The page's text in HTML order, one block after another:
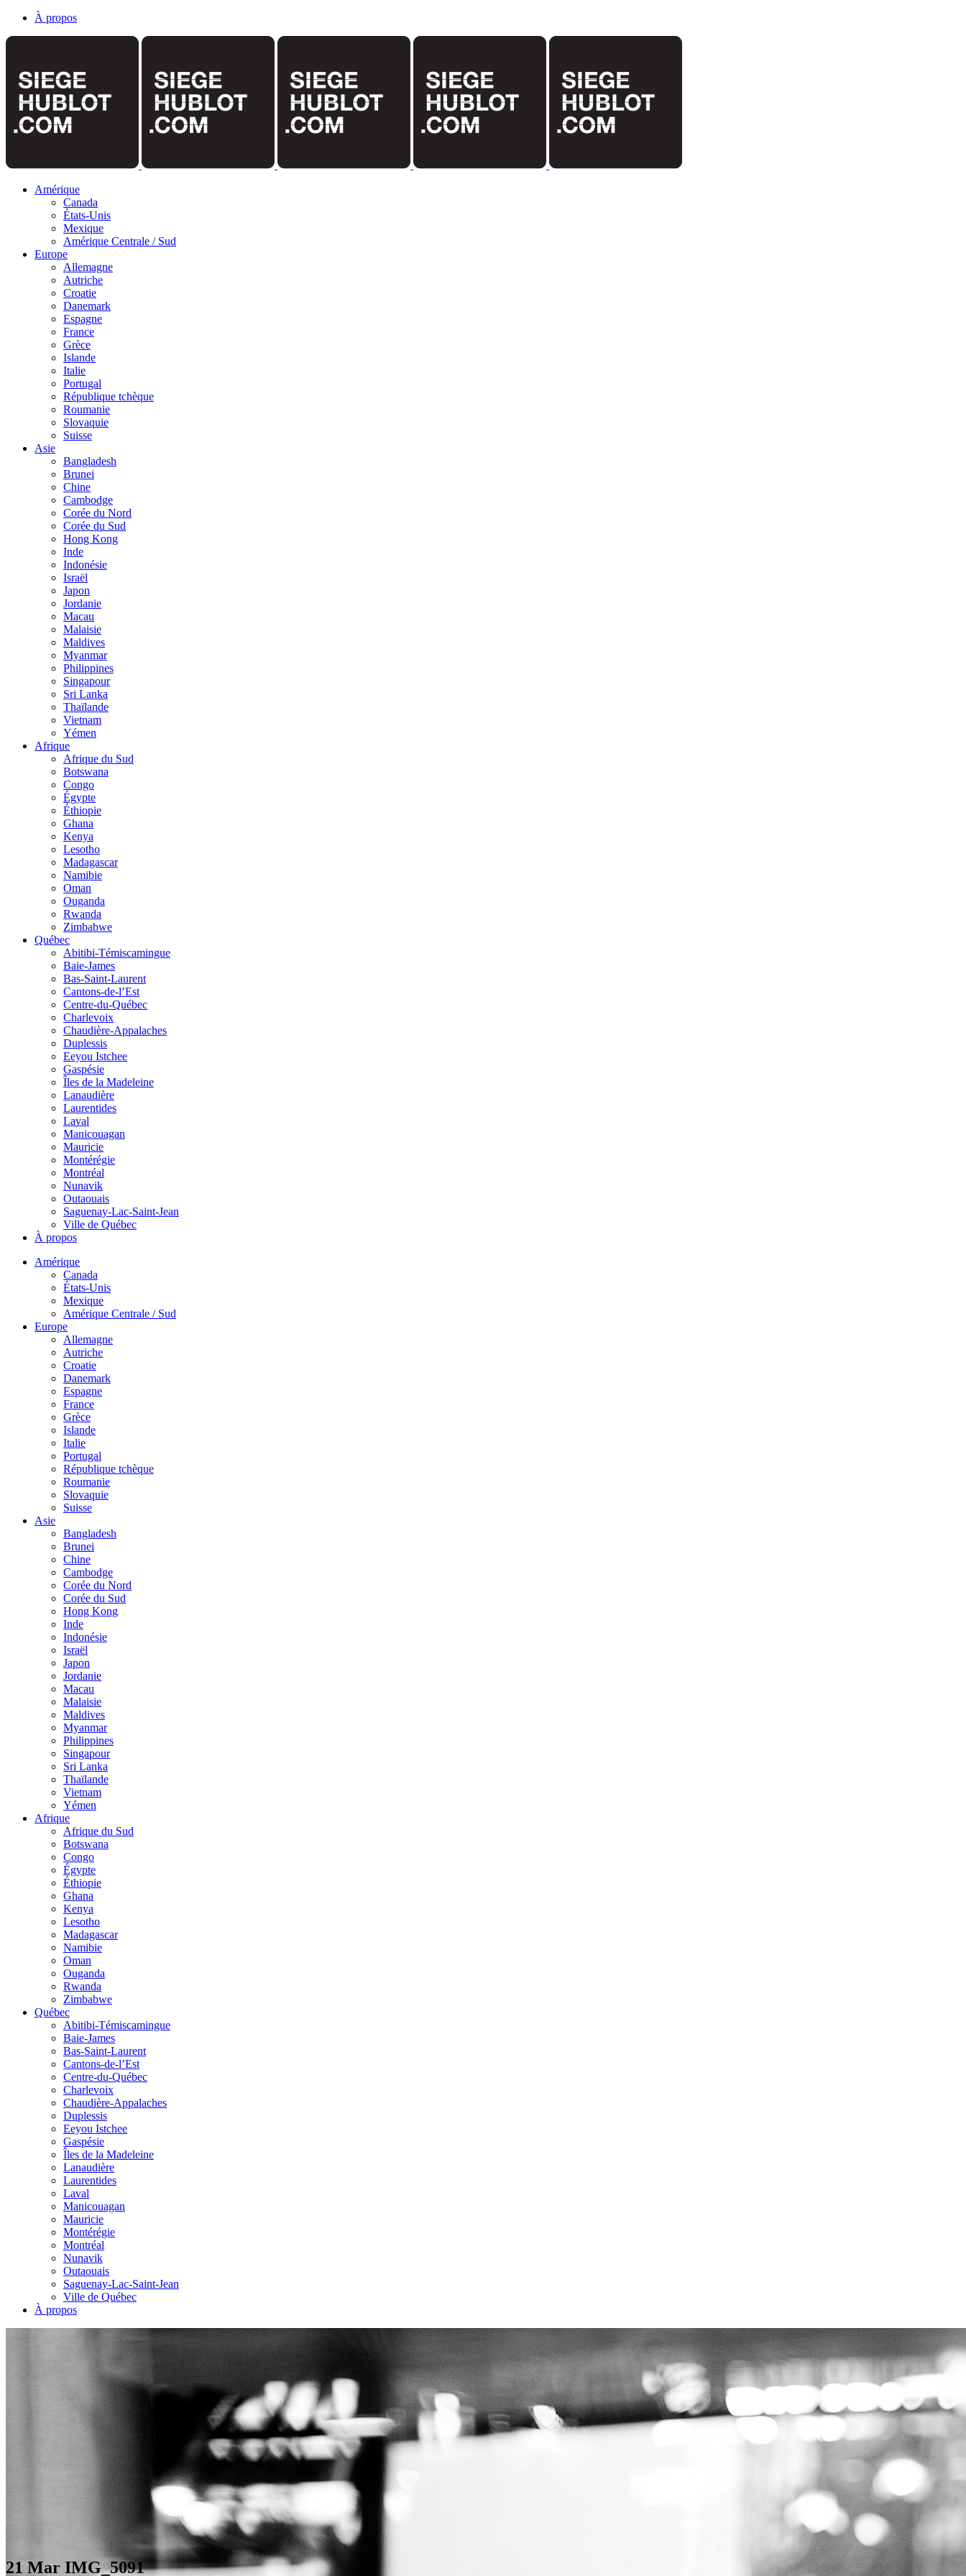
À propos
Amérique
Canada
États-Unis
Mexique
Amérique Centrale / Sud
Europe
Allemagne
Autriche
Croatie
Danemark
Espagne
France
Grèce
Islande
Italie
Portugal
République tchèque
Roumanie
Slovaquie
Suisse
Asie
Bangladesh
Brunei
Chine
Cambodge
Corée du Nord
Corée du Sud
Hong Kong
Inde
Indonésie
Israël
Japon
Jordanie
Macau
Malaisie
Maldives
Myanmar
Philippines
Singapour
Sri Lanka
Thaïlande
Vietnam
Yémen
Afrique
Afrique du Sud
Botswana
Congo
Égypte
Éthiopie
Ghana
Kenya
Lesotho
Madagascar
Namibie
Oman
Ouganda
Rwanda
Zimbabwe
Québec
Abitibi-Témiscamingue
Baie-James
Bas-Saint-Laurent
Cantons-de-l’Est
Centre-du-Québec
Charlevoix
Chaudière-Appalaches
Duplessis
Eeyou Istchee
Gaspésie
Îles de la Madeleine
Lanaudière
Laurentides
Laval
Manicouagan
Mauricie
Montérégie
Montréal
Nunavik
Outaouais
Saguenay-Lac-Saint-Jean
Ville de Québec
À propos
Amérique
Canada
États-Unis
Mexique
Amérique Centrale / Sud
Europe
Allemagne
Autriche
Croatie
Danemark
Espagne
France
Grèce
Islande
Italie
Portugal
République tchèque
Roumanie
Slovaquie
Suisse
Asie
Bangladesh
Brunei
Chine
Cambodge
Corée du Nord
Corée du Sud
Hong Kong
Inde
Indonésie
Israël
Japon
Jordanie
Macau
Malaisie
Maldives
Myanmar
Philippines
Singapour
Sri Lanka
Thaïlande
Vietnam
Yémen
Afrique
Afrique du Sud
Botswana
Congo
Égypte
Éthiopie
Ghana
Kenya
Lesotho
Madagascar
Namibie
Oman
Ouganda
Rwanda
Zimbabwe
Québec
Abitibi-Témiscamingue
Baie-James
Bas-Saint-Laurent
Cantons-de-l’Est
Centre-du-Québec
Charlevoix
Chaudière-Appalaches
Duplessis
Eeyou Istchee
Gaspésie
Îles de la Madeleine
Lanaudière
Laurentides
Laval
Manicouagan
Mauricie
Montérégie
Montréal
Nunavik
Outaouais
Saguenay-Lac-Saint-Jean
Ville de Québec
À propos
21 Mar IMG_5091